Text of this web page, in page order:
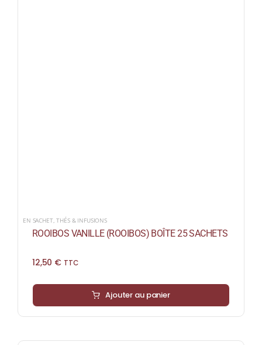
EN SACHET,THÉS & INFUSIONS
ROOIBOS VANILLE (ROOIBOS) BOÎTE 25 SACHETS
12,50 € TTC
Ajouter au panier